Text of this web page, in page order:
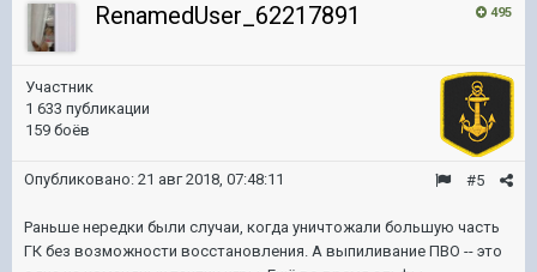
495
RenamedUser_62217891
Участник
1 633 публикации
159 боёв
#5
Опубликовано: 21 авг 2018, 07:48:11
Раньше нередки были случаи, когда уничтожали большую часть
ГК без возможности восстановления. А выпиливание ПВО -- это